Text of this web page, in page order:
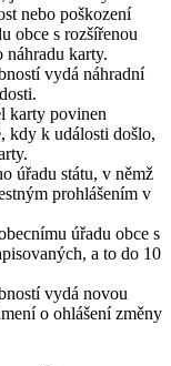
nebo poškození
obce s rozšířenou
náhradu karty.
vydá náhradní
karty povinen
kdy k události došlo,
úřadu státu, v němž
prohlášením v
úřadu obce s
a to do 10
vydá novou
o ohlášení změny